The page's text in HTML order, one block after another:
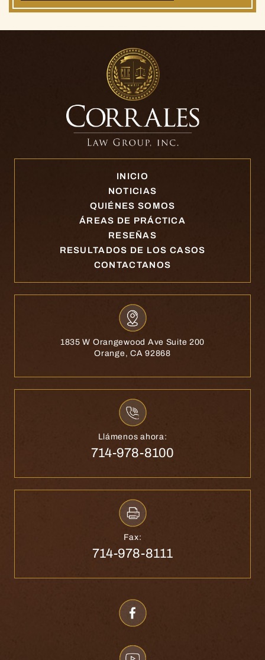
INICIO
NOTICIAS
QUIÉNES SOMOS
ÁREAS DE PRÁCTICA
RESEÑAS
RESULTADOS DE LOS CASOS
CONTACTANOS
1835 W Orangewood Ave Suite 200
Orange, CA 92868
Llámenos ahora:
714-978-8100
Fax:
714-978-8111